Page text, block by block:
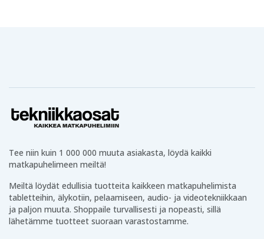
Tee niin kuin 1 000 000 muuta asiakasta, löydä kaikki
matkapuhelimeen meiltä!
Meiltä löydät edullisia tuotteita kaikkeen matkapuhelimista
tabletteihin, älykotiin, pelaamiseen, audio- ja videotekniikkaan
ja paljon muuta. Shoppaile turvallisesti ja nopeasti, sillä
lähetämme tuotteet suoraan varastostamme.